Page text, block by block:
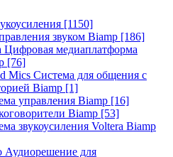
[1150]
звуком Biamp [186]
Цифровая медиаплатформа
[76]
Mics Система для общения с
Biamp [1]
управления Biamp [16]
Biamp [53]
звукоусиления Voltera Biamp
Аудиорешение для